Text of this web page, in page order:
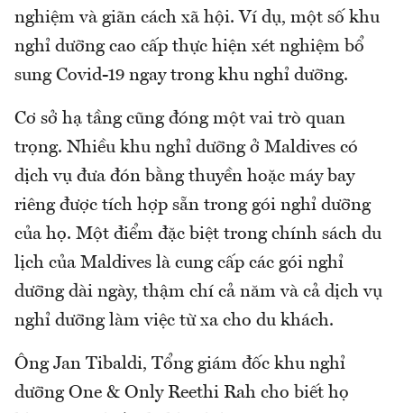
nghiệm và giãn cách xã hội. Ví dụ, một số khu
nghỉ dưỡng cao cấp thực hiện xét nghiệm bổ
sung Covid-19 ngay trong khu nghỉ dưỡng.
Cơ sở hạ tầng cũng đóng một vai trò quan
trọng. Nhiều khu nghỉ dưỡng ở Maldives có
dịch vụ đưa đón bằng thuyền hoặc máy bay
riêng được tích hợp sẵn trong gói nghỉ dưỡng
của họ. Một điểm đặc biệt trong chính sách du
lịch của Maldives là cung cấp các gói nghỉ
dưỡng dài ngày, thậm chí cả năm và cả dịch vụ
nghỉ dưỡng làm việc từ xa cho du khách.
Ông Jan Tibaldi, Tổng giám đốc khu nghỉ
dưỡng One & Only Reethi Rah cho biết họ